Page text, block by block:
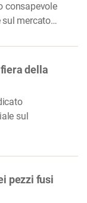
consapevole
sul mercato…
della
sul
pezzi fusi